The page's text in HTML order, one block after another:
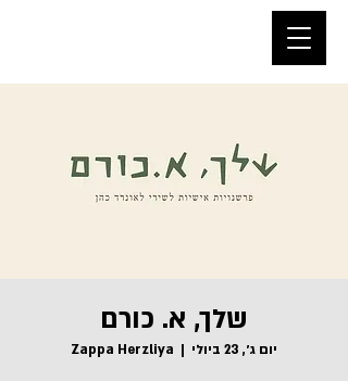
שלך, א. כורם
יום ג׳, 23 ביולי
  |
Zappa Herzliya